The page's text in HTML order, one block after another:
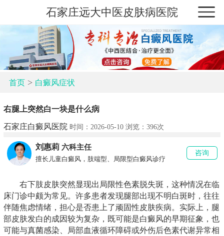
石家庄远大中医皮肤病医院
首页> 白癜风症状
右腿上突然白一块是什么病
石家庄白癜风医院 时间：2026-05-10 浏览： 396次
刘惠莉 六科主任
擅长儿童白癜风，肢端型、局限型白癜风诊疗
咨询
右下肢皮肤突然显现出局限性色素脱失斑，这种情况在临
床门诊中颇为常见。许多患者发现腿部出现不明白斑时，往往
伴随焦虑情绪，担心是否患上了顽固性皮肤疾病。实际上，腿
部皮肤发白的成因较为复杂，既可能是白癜风的早期征象，也
可能与真菌感染、局部血液循环障碍或外伤后色素代谢异常相